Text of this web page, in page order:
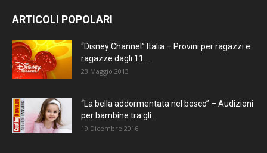
ARTICOLI POPOLARI
“Disney Channel” Italia – Provini per ragazzi e
ragazze dagli 11...
23 Maggio 2013
“La bella addormentata nel bosco” – Audizioni
per bambine tra gli...
19 Dicembre 2016